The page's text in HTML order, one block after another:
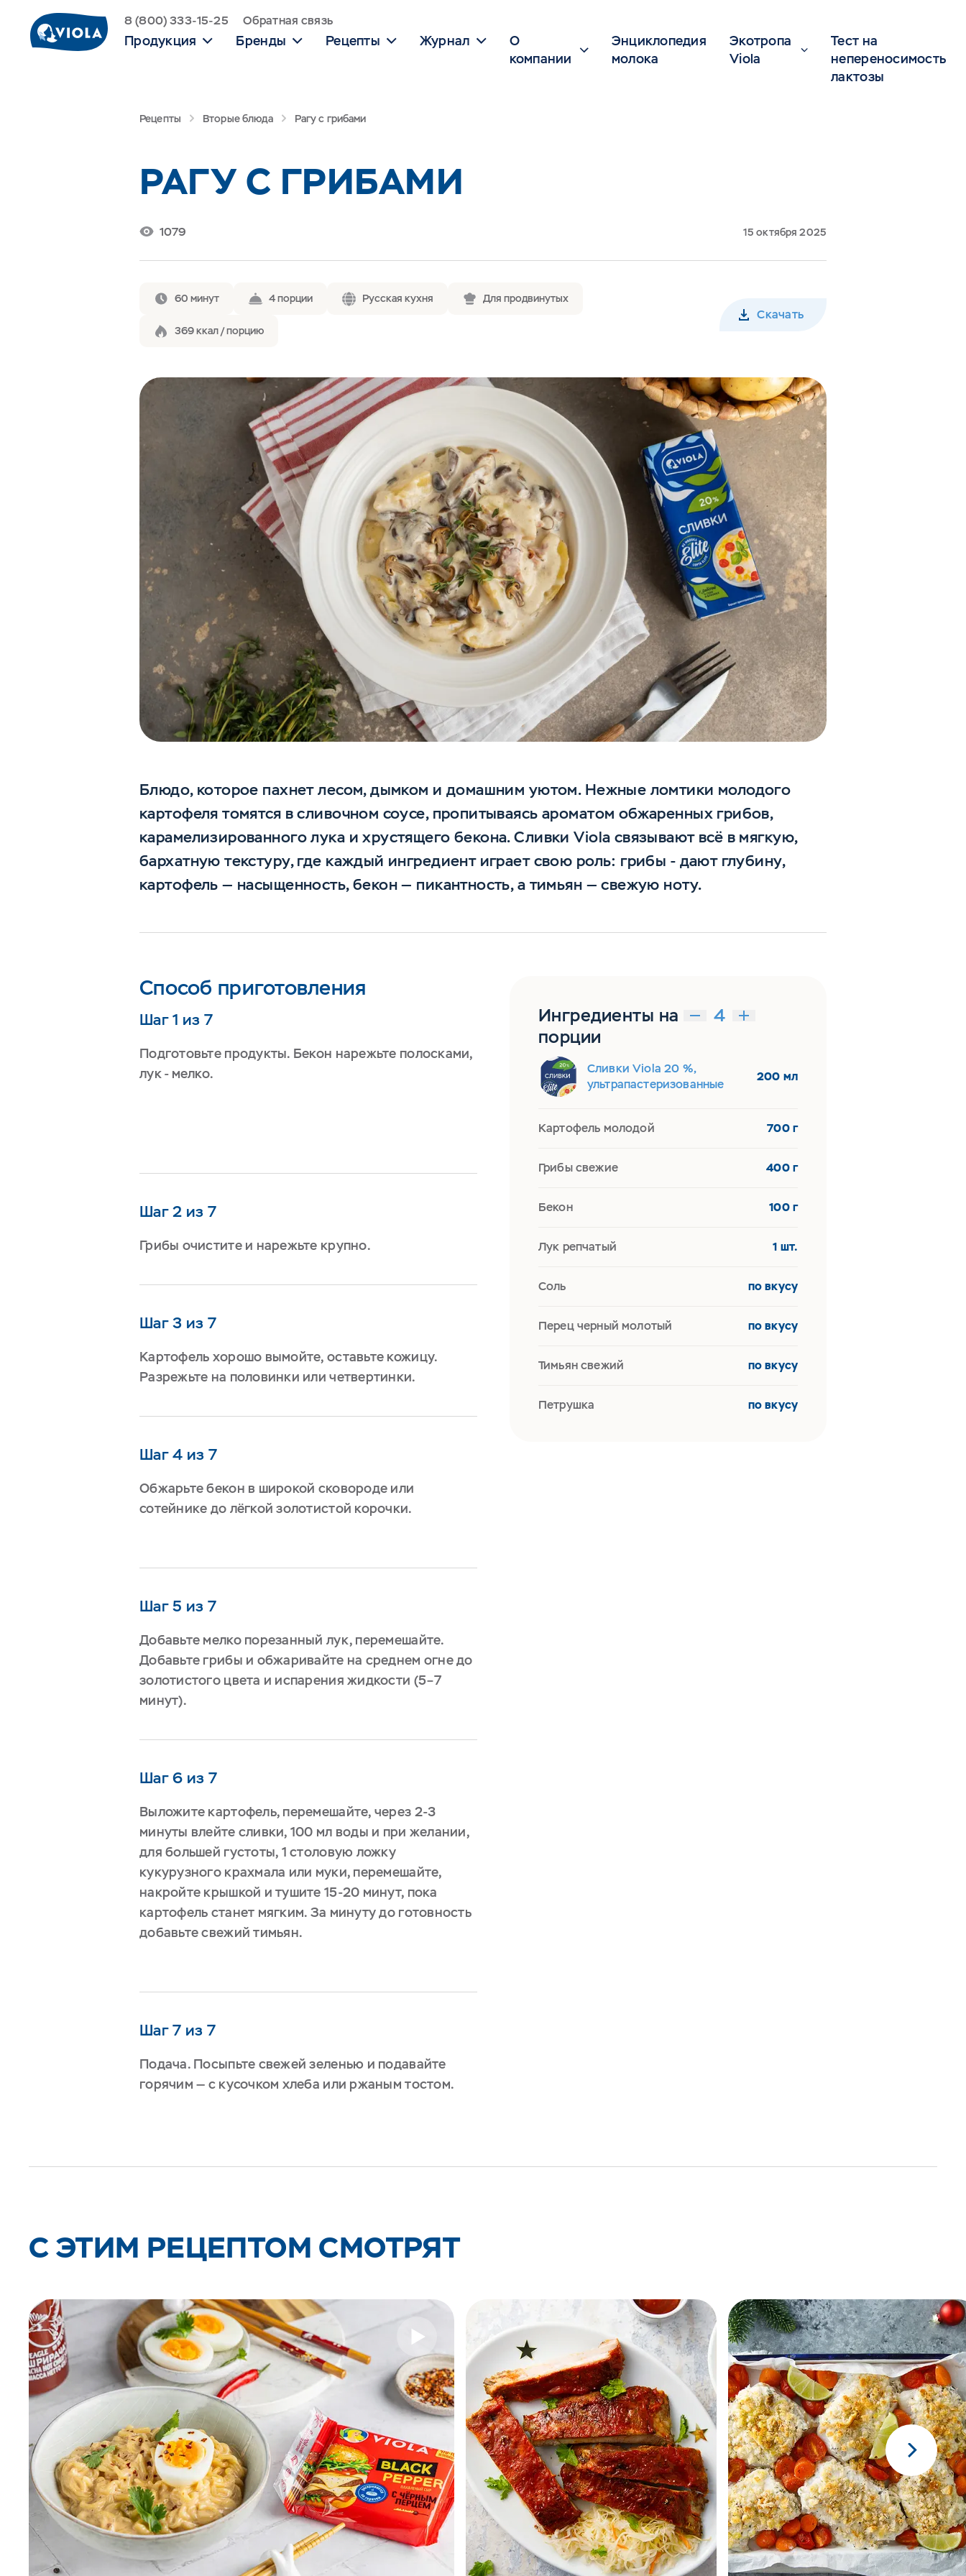
8 (800) 333-15-25 Обратная связь
Продукция Бренды Рецепты Журнал
О
компании
Энциклопедия
молока
Экотропа
Viola
Тест на
непереносимость
лактозы
Рецепты Вторые блюда Рагу с грибами
РАГУ С ГРИБАМИ
1079 15 октября 2025
60 минут 4 порции Русская кухня Для продвинутых
369 ккал / порцию
Скачать
Блюдо, которое пахнет лесом, дымком и домашним уютом. Нежные ломтики молодого
картофеля томятся в сливочном соусе, пропитываясь ароматом обжаренных грибов,
карамелизированного лука и хрустящего бекона. Сливки Viola связывают всё в мягкую,
бархатную текстуру, где каждый ингредиент играет свою роль: грибы - дают глубину,
картофель — насыщенность, бекон — пикантность, а тимьян — свежую ноту.
Способ приготовления
Шаг 1 из 7
Подготовьте продукты. Бекон нарежьте полосками,
лук - мелко.
Шаг 2 из 7
Грибы очистите и нарежьте крупно.
Шаг 3 из 7
Картофель хорошо вымойте, оставьте кожицу.
Разрежьте на половинки или четвертинки.
Шаг 4 из 7
Обжарьте бекон в широкой сковороде или
сотейнике до лёгкой золотистой корочки.
Шаг 5 из 7
Добавьте мелко порезанный лук, перемешайте.
Добавьте грибы и обжаривайте на среднем огне до
золотистого цвета и испарения жидкости (5–7
минут).
Шаг 6 из 7
Выложите картофель, перемешайте, через 2-3
минуты влейте сливки, 100 мл воды и при желании,
для большей густоты, 1 столовую ложку
кукурузного крахмала или муки, перемешайте,
накройте крышкой и тушите 15-20 минут, пока
картофель станет мягким. За минуту до готовность
добавьте свежий тимьян.
Шаг 7 из 7
Подача. Посыпьте свежей зеленью и подавайте
горячим — с кусочком хлеба или ржаным тостом.
Ингредиенты на
порции
Сливки Viola 20 %,
ультрапастеризованные
200 мл
Картофель молодой 700 г
Грибы свежие 400 г
Бекон 100 г
Лук репчатый 1 шт.
Соль по вкусу
Перец черный молотый по вкусу
Тимьян свежий по вкусу
Петрушка по вкусу
C ЭТИМ РЕЦЕПТОМ СМОТРЯТ